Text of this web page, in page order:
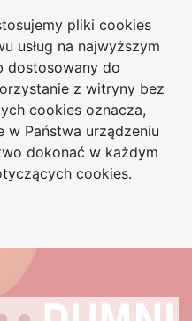
pliki cookies
usług na najwyższym
dostosowany do
z witryny bez
cookies oznacza,
w Państwa urządzeniu
dokonać w każdym
cookies.
w Częstochowie
Deklaracja
dostępności
Mapa